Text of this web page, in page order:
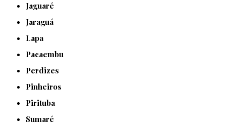
Jaguaré
Jaraguá
Lapa
Pacaembu
Perdizes
Pinheiros
Pirituba
Sumaré